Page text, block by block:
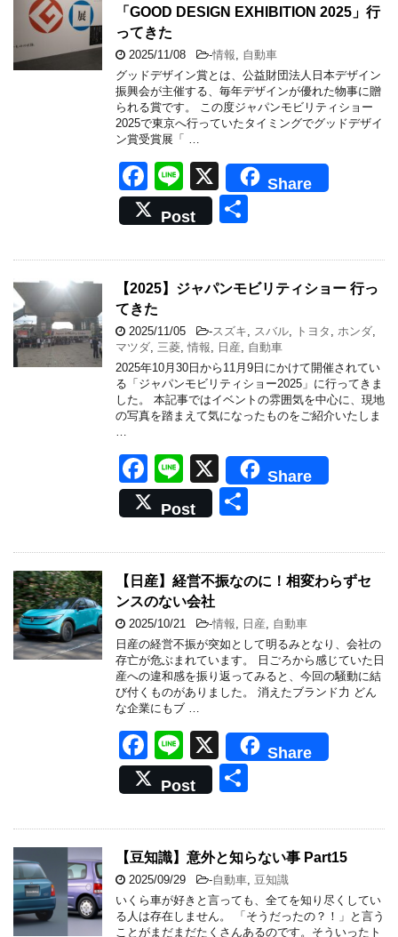
o
o
k
「GOOD DESIGN EXHIBITION 2025」行
ってきた
2025/11/08 -情報
自動車
グッドデザイン賞とは、公益財団法人日本デザイン
振興会が主催する、毎年デザインが優れた物事に贈
られる賞です。 この度ジャパンモビリティショー
2025で東京へ行っていたタイミングでグッドデザイ
ン賞受賞展「 …
F
a
c
e
b
o
o
k
Li
n
e
X
Share
Post
【2025】ジャパンモビリティショー 行っ
てきた
2025/11/05 -スズキ スバル トヨタ ホンダ
マツダ 三菱 情報 日産
自動車
2025年10月30日から11月9日にかけて開催されてい
る「ジャパンモビリティショー2025」に行ってきま
した。 本記事ではイベントの雰囲気を中心に、現地
の写真を踏まえて気になったものをご紹介いたしま
F
a
c
e
b
o
o
k
Li
n
e
X
Share
Post
【日産】経営不振なのに！相変わらずセ
ンスのない会社
2025/10/21 -情報 日産
自動車
日産の経営不振が突如として明るみとなり、会社の
存亡が危ぶまれています。 日ごろから感じていた日
産への違和感を振り返ってみると、今回の騒動に結
び付くものがありました。 消えたブランド力 どん
な企業にもブ …
F
a
c
e
b
o
o
Li
n
e
X
Share
Post
【豆知識】意外と知らない事 Part15
2025/09/29 -自動車 豆知識
いくら車が好きと言っても、全てを知り尽くしてい
る人は存在しません。 「そうだったの？！」と言う
ことがまだまだたくさんあるのです。そういったト